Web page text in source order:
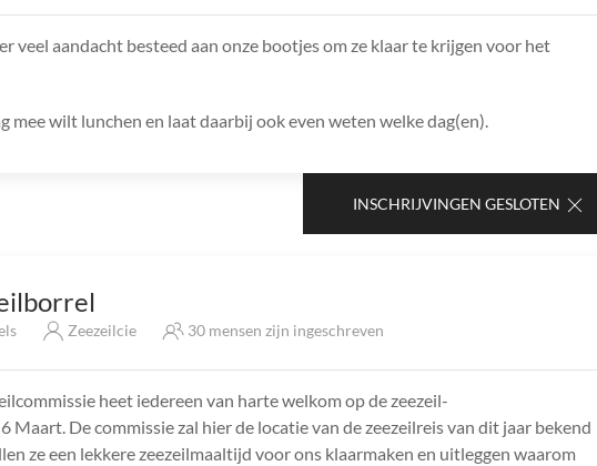
veel aandacht besteed aan onze bootjes om ze klaar te krijgen voor het
mee wilt lunchen en laat daarbij ook even weten welke dag(en).
INSCHRIJVINGEN GESLOTEN
Zeezeilcie 30 mensen zijn ingeschreven
heet iedereen van harte welkom op de zeezeil-
Maart. De commissie zal hier de locatie van de zeezeilreis van dit jaar bekend
ze een lekkere zeezeilmaaltijd voor ons klaarmaken en uitleggen waarom